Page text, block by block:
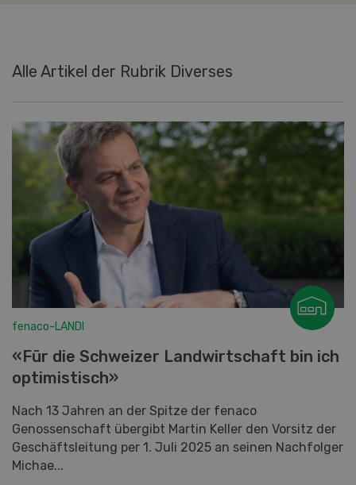
Alle Artikel der Rubrik Diverses
fenaco-LANDI
«Für die Schweizer Landwirtschaft bin ich
optimistisch»
Nach 13 Jahren an der Spitze der fenaco
Genossenschaft übergibt Martin Keller den Vorsitz der
Geschäftsleitung per 1. Juli 2025 an seinen Nachfolger